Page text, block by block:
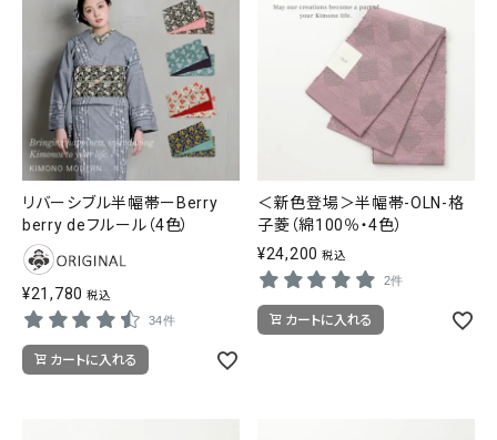
リバーシブル半幅帯ーBerry
berry deフルール（4色）
¥21,780 税込
34件
カートに入れる
＜新色登場＞半幅帯-OLN-格
子菱（綿100％・4色）
¥24,200 税込
2件
カートに入れる